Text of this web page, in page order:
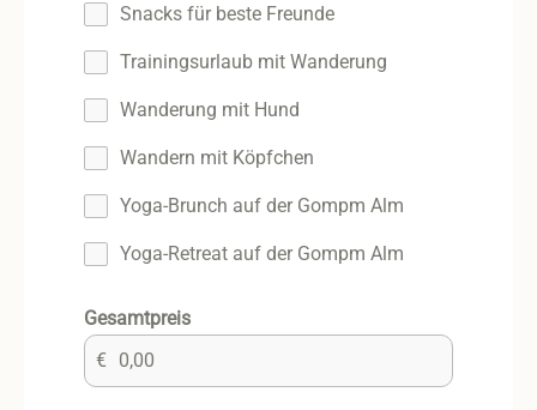
Snacks für beste Freunde
Trainingsurlaub mit Wanderung
Wanderung mit Hund
Wandern mit Köpfchen
Yoga-Brunch auf der Gompm Alm
Yoga-Retreat auf der Gompm Alm
Gesamtpreis
€